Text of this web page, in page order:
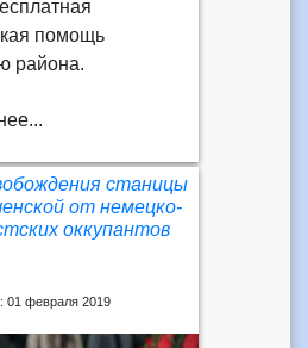
помощь
района.
станицы
от немецко-
оккупантов
01 февраля 2019